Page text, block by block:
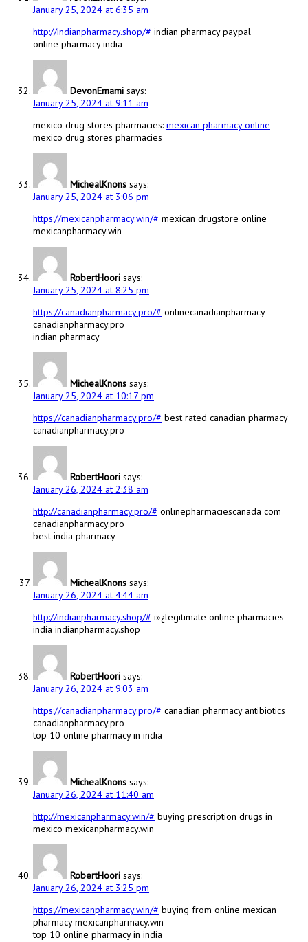
January 25, 2024 at 6:35 am
http://indianpharmacy.shop/# indian pharmacy paypal
online pharmacy india
DevonEmami says:
January 25, 2024 at 9:11 am
mexico drug stores pharmacies: mexican pharmacy online –
mexico drug stores pharmacies
MichealKnons says:
January 25, 2024 at 3:06 pm
https://mexicanpharmacy.win/# mexican drugstore online
mexicanpharmacy.win
RobertHoori says:
January 25, 2024 at 8:25 pm
https://canadianpharmacy.pro/# onlinecanadianpharmacy
canadianpharmacy.pro
indian pharmacy
MichealKnons says:
January 25, 2024 at 10:17 pm
https://canadianpharmacy.pro/# best rated canadian pharmacy
canadianpharmacy.pro
RobertHoori says:
January 26, 2024 at 2:38 am
http://canadianpharmacy.pro/# onlinepharmaciescanada com
canadianpharmacy.pro
best india pharmacy
MichealKnons says:
January 26, 2024 at 4:44 am
http://indianpharmacy.shop/# ï»¿legitimate online pharmacies
india indianpharmacy.shop
RobertHoori says:
January 26, 2024 at 9:03 am
https://canadianpharmacy.pro/# canadian pharmacy antibiotics
canadianpharmacy.pro
top 10 online pharmacy in india
MichealKnons says:
January 26, 2024 at 11:40 am
http://mexicanpharmacy.win/# buying prescription drugs in
mexico mexicanpharmacy.win
RobertHoori says:
January 26, 2024 at 3:25 pm
https://mexicanpharmacy.win/# buying from online mexican
pharmacy mexicanpharmacy.win
top 10 online pharmacy in india